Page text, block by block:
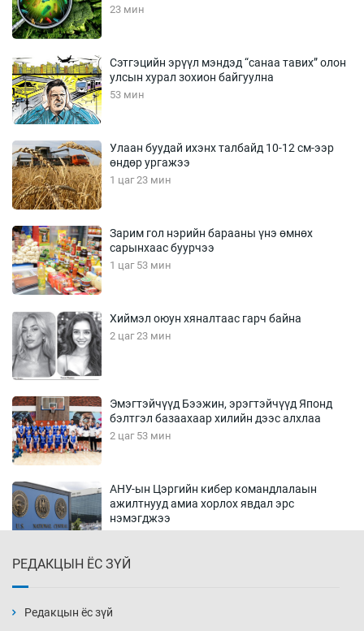
23 мин
Сэтгэцийн эрүүл мэндэд “санаа тавих” олон
улсын хурал зохион байгуулна
53 мин
Улаан буудай ихэнх талбайд 10-12 см-ээр
өндөр ургажээ
1 цаг 23 мин
Зарим гол нэрийн барааны үнэ өмнөх
сарынхаас буурчээ
1 цаг 53 мин
Хиймэл оюун хяналтаас гарч байна
2 цаг 23 мин
Эмэгтэйчүүд Бээжин, эрэгтэйчүүд Японд
бэлтгэл базаахаар хилийн дээс алхлаа
2 цаг 53 мин
АНУ-ын Цэргийн кибер командлалаын
ажилтнууд амиа хорлох явдал эрс
нэмэгджээ
3 цаг 23 мин
РЕДАКЦЫН ЁС ЗҮЙ
Редакцын ёс зүй